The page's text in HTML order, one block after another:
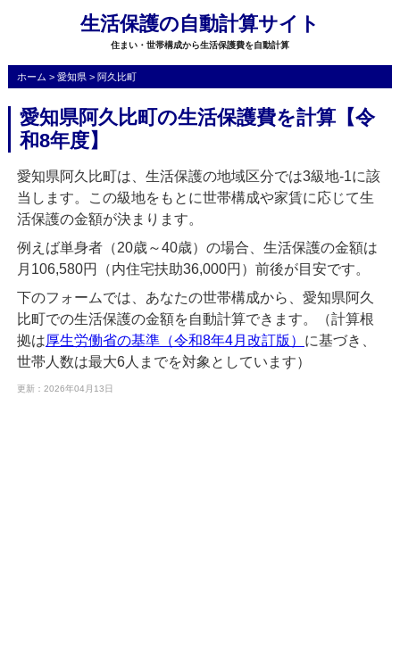
生活保護の自動計算サイト
住まい・世帯構成から生活保護費を自動計算
ホーム > 愛知県> 阿久比町
愛知県阿久比町の生活保護費を計算【令
和8年度】
愛知県阿久比町は、生活保護の地域区分では3級地-1に該
当します。この級地をもとに世帯構成や家賃に応じて生
活保護の金額が決まります。
例えば単身者（20歳～40歳）の場合、生活保護の金額は
月106,580円（内住宅扶助36,000円）前後が目安です。
下のフォームでは、あなたの世帯構成から、愛知県阿久
比町での生活保護の金額を自動計算できます。（計算根
拠は厚生労働省の基準（令和8年4月改訂版） に基づき、
世帯人数は最大6人までを対象としています）
更新：2026年04月13日